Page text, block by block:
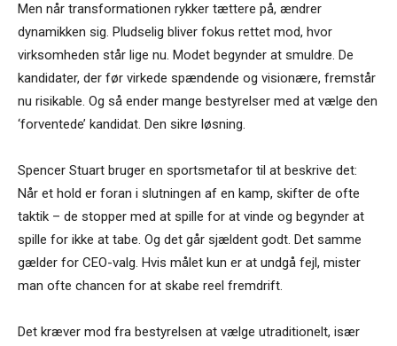
Men når transformationen rykker tættere på, ændrer
dynamikken sig. Pludselig bliver fokus rettet mod, hvor
virksomheden står lige nu. Modet begynder at smuldre. De
kandidater, der før virkede spændende og visionære, fremstår
nu risikable. Og så ender mange bestyrelser med at vælge den
‘forventede’ kandidat. Den sikre løsning.
Spencer Stuart bruger en sportsmetafor til at beskrive det:
Når et hold er foran i slutningen af en kamp, skifter de ofte
taktik – de stopper med at spille for at vinde og begynder at
spille for ikke at tabe. Og det går sjældent godt. Det samme
gælder for CEO-valg. Hvis målet kun er at undgå fejl, mister
man ofte chancen for at skabe reel fremdrift.
Det kræver mod fra bestyrelsen at vælge utraditionelt, især